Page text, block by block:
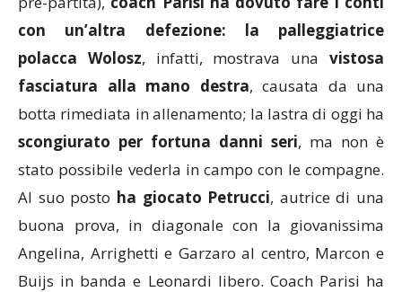
con un’altra defezione: la palleggiatrice
polacca Wolosz, infatti, mostrava unavistosa
fasciatura alla mano destra, causata da una
botta rimediata in allenamento; la lastra di oggi ha
scongiurato per fortuna danni seri, ma non è
stato possibile vederla in campo con le compagne.
Al suo posto ha giocato Petrucci, autrice di una
buona prova, in diagonale con la giovanissima
Angelina, Arrighetti e Garzaro al centro, Marcon e
Buijs in banda e Leonardi libero. Coach Parisi ha